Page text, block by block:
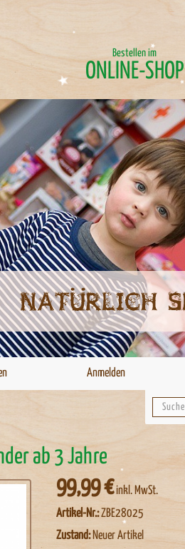
Bestellen im
ONLINE-SHOP
Natürlich spielen
Anmelden
ab 3 Jahre
99,99 €inkl. MwSt.
Artikel-Nr.:ZBE28025
Zustand: Neuer Artikel